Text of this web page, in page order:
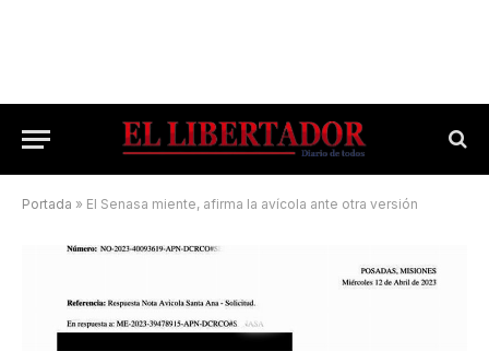
Portada » El Senasa miente, afirma la avícola ante otra versión